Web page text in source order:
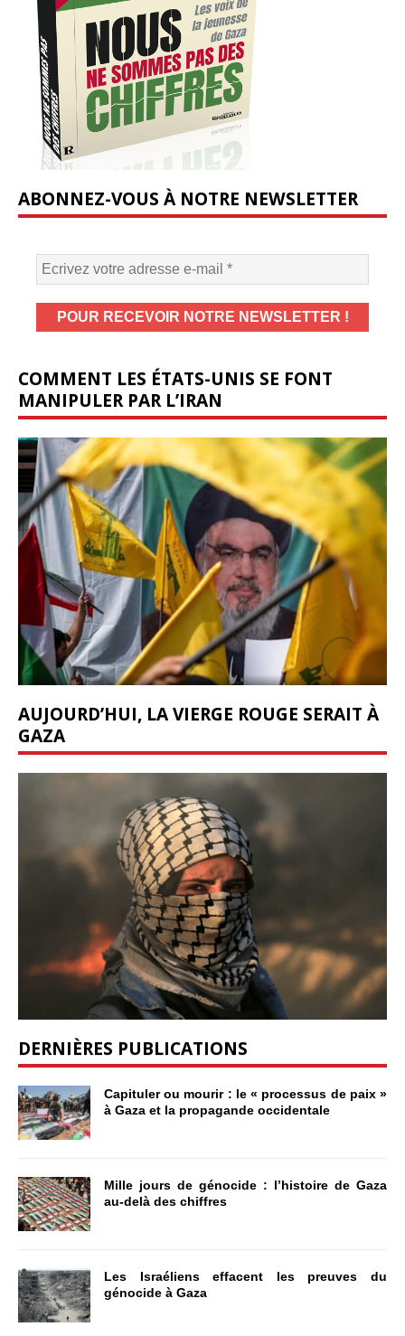
ABONNEZ-VOUS À NOTRE NEWSLETTER
COMMENT LES ÉTATS-UNIS SE FONT
MANIPULER PAR L’IRAN
AUJOURD’HUI, LA VIERGE ROUGE SERAIT À
GAZA
DERNIÈRES PUBLICATIONS
Capituler ou mourir : le « processus de paix »
à Gaza et la propagande occidentale
Mille jours de génocide : l’histoire de Gaza
au-delà des chiffres
Les Israéliens effacent les preuves du
génocide à Gaza